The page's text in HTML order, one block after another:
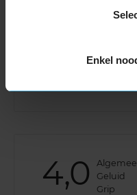
Enkel
bochten. Voor
4,0
Geluid
Grip